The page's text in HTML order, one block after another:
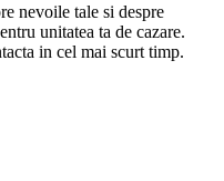
nevoile tale si despre
unitatea ta de cazare.
in cel mai scurt timp.